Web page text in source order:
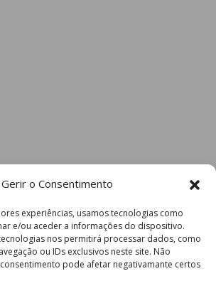
Gerir o Consentimento
experiências, usamos tecnologias como
e/ou aceder a informações do dispositivo.
nos permitirá processar dados, como
ou IDs exclusivos neste site. Não
pode afetar negativamante certos